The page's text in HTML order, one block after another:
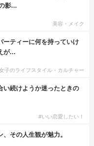
影...
美容・メイク
ーティーに何を持っていけ
が...
子のライフスタイル・カルチャー
い続けようか迷ったときの
#いい恋愛したい！
その人生観が魅力。